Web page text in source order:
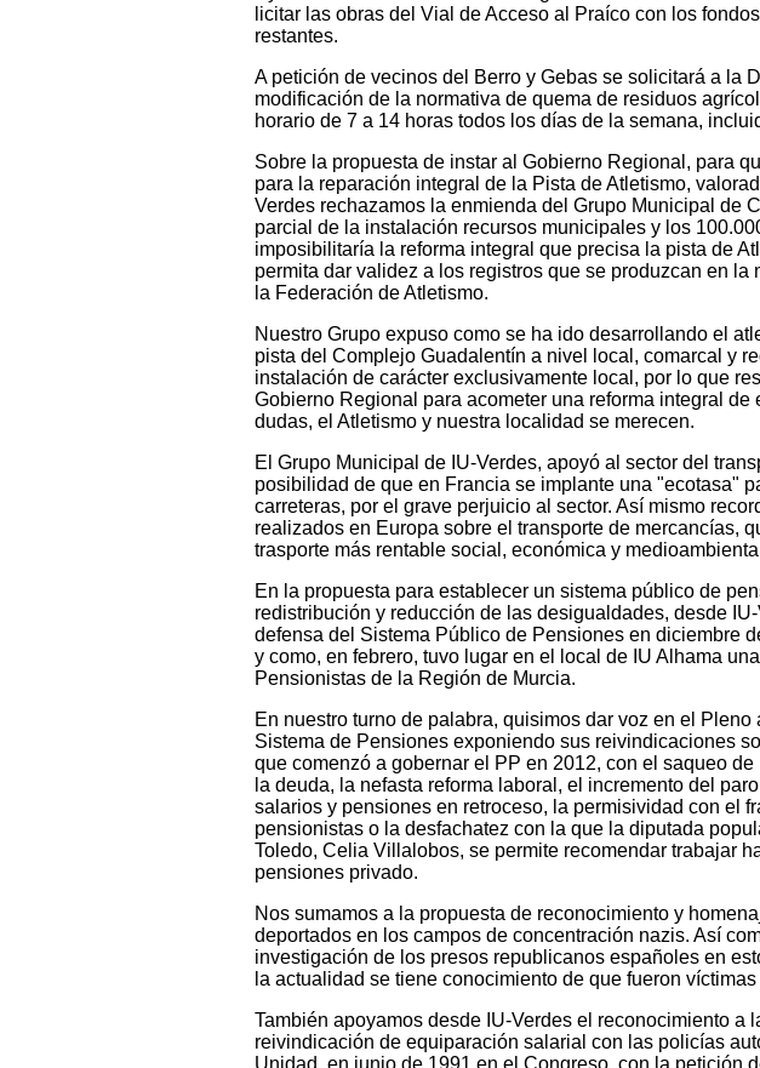
licitar las obras del Vial de Acceso al Praíco con los
restantes.
A petición de vecinos del Berro y Gebas se solicitará a la
modificación de la normativa de quema de residuos
horario de 7 a 14 horas todos los días de la semana,
Sobre la propuesta de instar al Gobierno Regional, para
para la reparación integral de la Pista de Atletismo,
Verdes rechazamos la enmienda del Grupo Municipal de
parcial de la instalación recursos municipales y los
imposibilitaría la reforma integral que precisa la pista de
permita dar validez a los registros que se produzcan en
la Federación de Atletismo.
Nuestro Grupo expuso como se ha ido desarrollando el
pista del Complejo Guadalentín a nivel local, comarcal y
instalación de carácter exclusivamente local, por lo que
Gobierno Regional para acometer una reforma integral
dudas, el Atletismo y nuestra localidad se merecen.
El Grupo Municipal de IU-Verdes, apoyó al sector del
posibilidad de que en Francia se implante una "ecotasa"
carreteras, por el grave perjuicio al sector. Así mismo
realizados en Europa sobre el transporte de mercancías,
trasporte más rentable social, económica y
En la propuesta para establecer un sistema público de
redistribución y reducción de las desigualdades, desde
defensa del Sistema Público de Pensiones en diciembre
y como, en febrero, tuvo lugar en el local de IU Alhama
Pensionistas de la Región de Murcia.
En nuestro turno de palabra, quisimos dar voz en el
Sistema de Pensiones exponiendo sus reivindicaciones
que comenzó a gobernar el PP en 2012, con el saqueo
la deuda, la nefasta reforma laboral, el incremento del
salarios y pensiones en retroceso, la permisividad con el
pensionistas o la desfachatez con la que la diputada
Toledo, Celia Villalobos, se permite recomendar trabajar
pensiones privado.
Nos sumamos a la propuesta de reconocimiento y
deportados en los campos de concentración nazis. Así
investigación de los presos republicanos españoles en
la actualidad se tiene conocimiento de que fueron
También apoyamos desde IU-Verdes el reconocimiento a
reivindicación de equiparación salarial con las policías
Unidad, en junio de 1991 en el Congreso, con la petición